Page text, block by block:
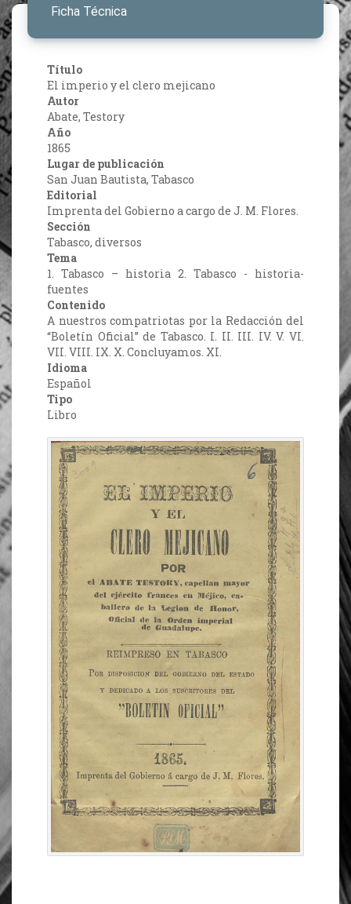
Ficha Técnica
Título
El imperio y el clero mejicano
Autor
Abate, Testory
Año
1865
Lugar de publicación
San Juan Bautista, Tabasco
Editorial
Imprenta del Gobierno a cargo de J. M. Flores.
Sección
Tabasco, diversos
Tema
1. Tabasco – historia 2. Tabasco - historia-
fuentes
Contenido
A nuestros compatriotas por la Redacción del
“Boletín Oficial” de Tabasco. I. II. III. IV. V. VI.
VII. VIII. IX. X. Concluyamos. XI.
Idioma
Español
Tipo
Libro